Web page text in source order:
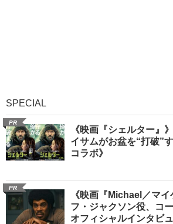
SPECIAL
PR
《映画『シェルター』
イサムがお盆を“打破”
コラボ》
PR
《映画『Michael／マ
フ・ジャクソン役、コ
オフィシャルインタビ